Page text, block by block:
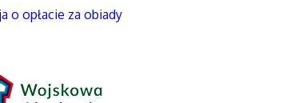
o opłacie za obiady